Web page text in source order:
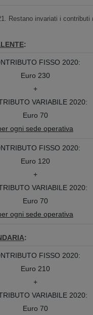
Restano invariati i contributi
:
FISSO 2020:
Euro 230
+
VARIABILE 2020:
Euro 70
ogni sede operativa
FISSO 2020:
Euro 120
+
VARIABILE 2020:
Euro 70
ogni sede operativa
:
FISSO 2020:
Euro 210
+
VARIABILE 2020:
Euro 70